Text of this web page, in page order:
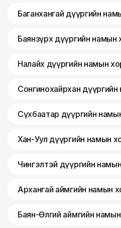
Баганхангай дүүргийн
Баянзүрх дүүргийн намын
Налайх дүүргийн намын
Сонгинохайрхан
Сүхбаатар дүүргийн
Хан-Уул дүүргийн намын
Чингэлтэй дүүргийн
Архангай аймгийн намын
Баян-Өлгий аймгийн